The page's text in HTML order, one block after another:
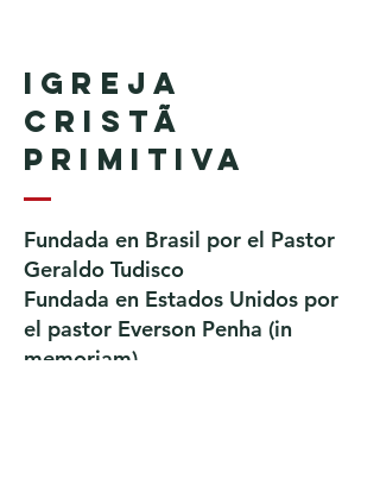
Igreja
Cristã
Primitiva
Fundada en Brasil por el Pastor
Geraldo Tudisco
Fundada en Estados Unidos por
el pastor Everson Penha ​(in
memoriam)